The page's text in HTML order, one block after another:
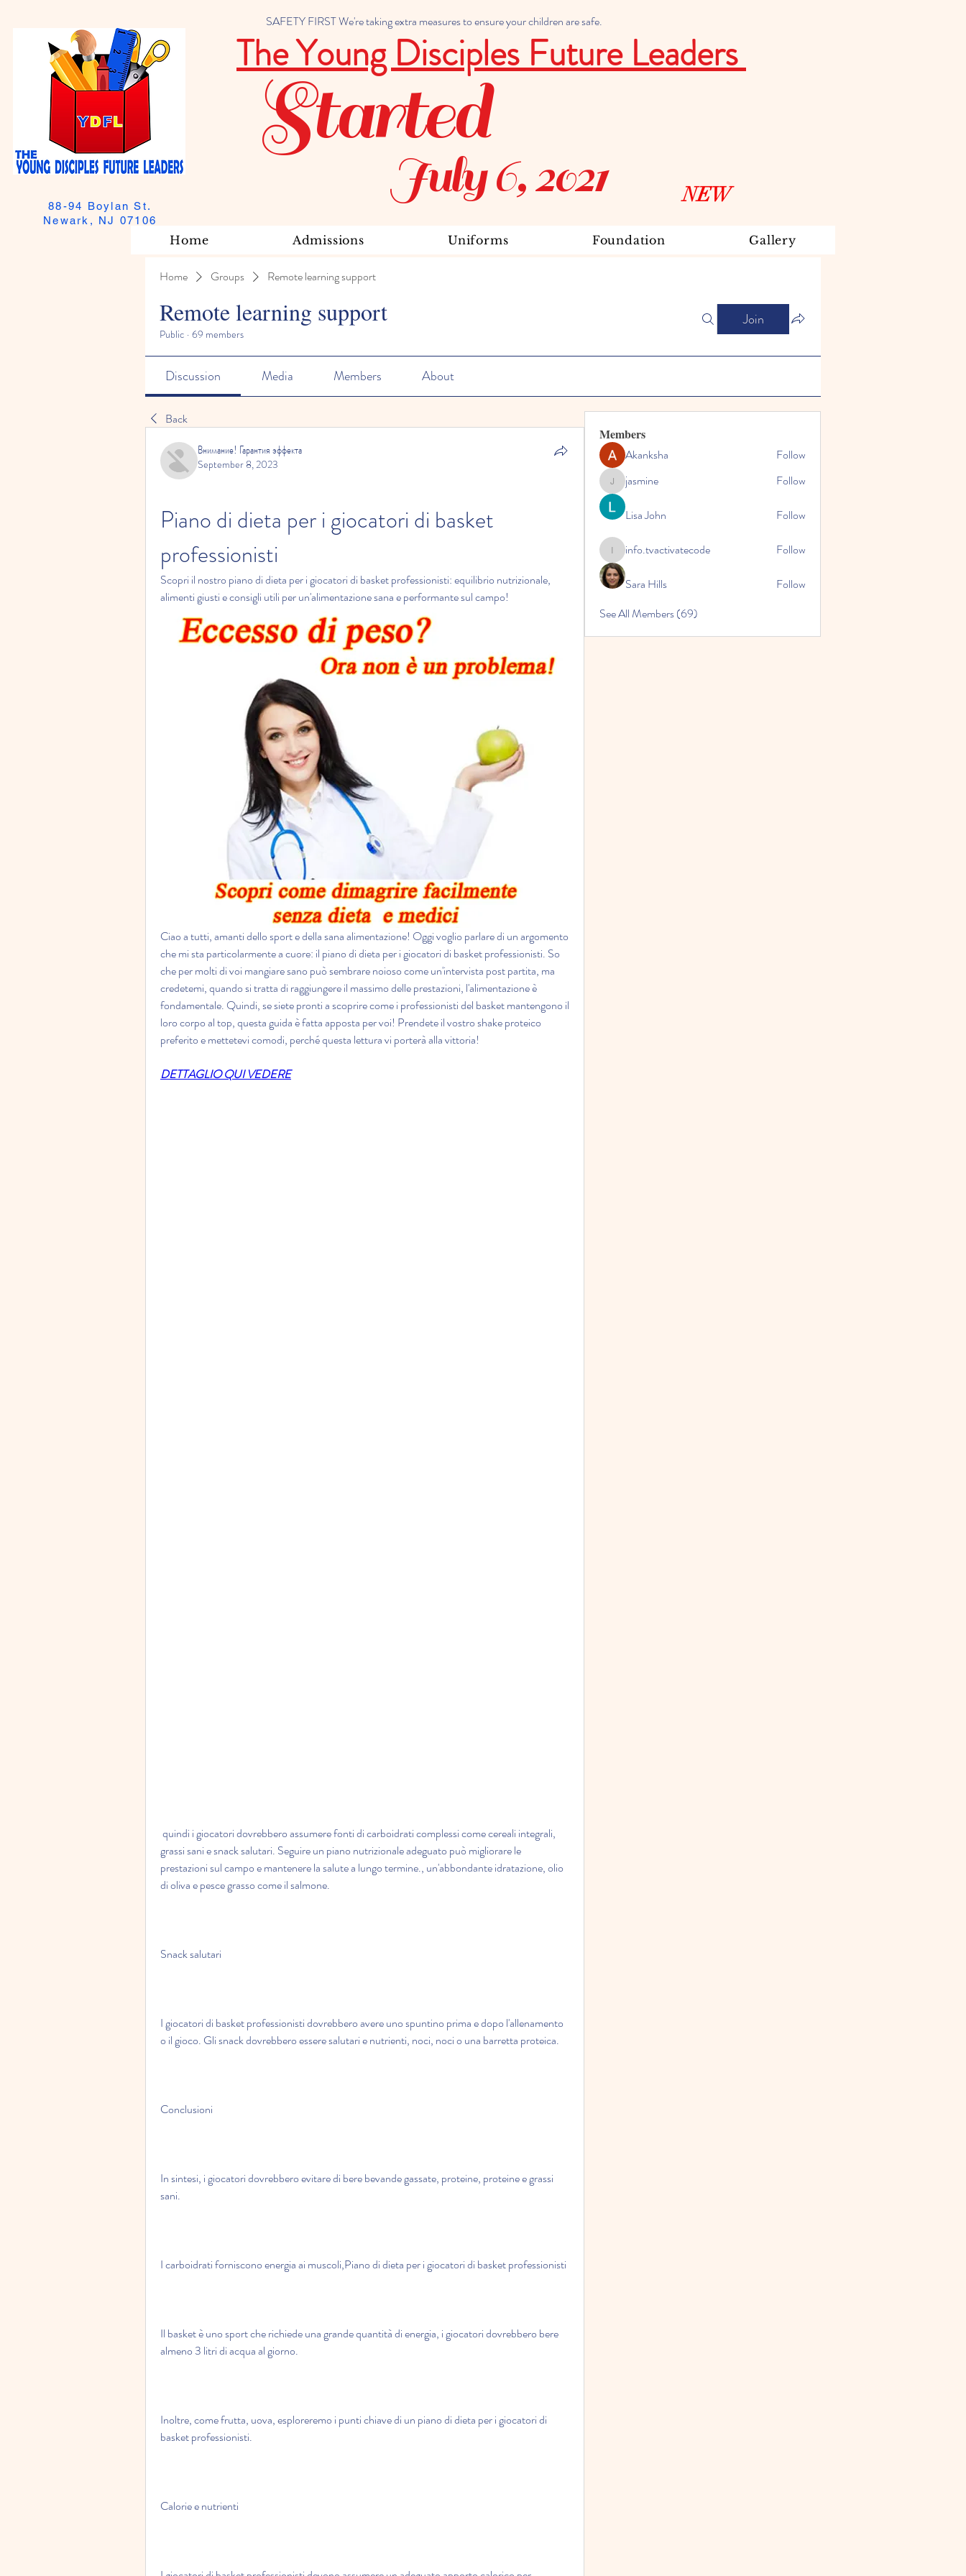
SAFETY FIRST We're taking extra measures to ensure your children are safe.
88-94 Boylan St.
Newark, NJ 07106
The Young Disciples Future Leaders
July 6, 2021
Started
Home Admissions Uniforms Foundation Gallery
NEW
Home Groups Remote learning support
Remote learning support
Public · 69 members
Join
Discussion Media Members About
Back
Внимание! Гарантия эффекта
September 8, 2023
Piano di dieta per i giocatori di basket
professionisti
Scopri il nostro piano di dieta per i giocatori di basket professionisti: equilibrio nutrizionale,
alimenti giusti e consigli utili per un'alimentazione sana e performante sul campo!
Ciao a tutti, amanti dello sport e della sana alimentazione! Oggi voglio parlare di un argomento
che mi sta particolarmente a cuore: il piano di dieta per i giocatori di basket professionisti. So
che per molti di voi mangiare sano può sembrare noioso come un'intervista post partita, ma
credetemi, quando si tratta di raggiungere il massimo delle prestazioni, l'alimentazione è
fondamentale. Quindi, se siete pronti a scoprire come i professionisti del basket mantengono il
loro corpo al top, questa guida è fatta apposta per voi! Prendete il vostro shake proteico
preferito e mettetevi comodi, perché questa lettura vi porterà alla vittoria!
DETTAGLIO QUI VEDERE
grassi sani e snack salutari. Seguire un piano nutrizionale adeguato può migliorare le
prestazioni sul campo e mantenere la salute a lungo termine., un'abbondante idratazione, olio
di oliva e pesce grasso come il salmone.
Snack salutari
I giocatori di basket professionisti dovrebbero avere uno spuntino prima e dopo l'allenamento
o il gioco. Gli snack dovrebbero essere salutari e nutrienti, noci, noci o una barretta proteica.
Conclusioni
In sintesi, i giocatori dovrebbero evitare di bere bevande gassate, proteine, proteine e grassi
sani.
I carboidrati forniscono energia ai muscoli,Piano di dieta per i giocatori di basket professionisti
Il basket è uno sport che richiede una grande quantità di energia, i giocatori dovrebbero bere
almeno 3 litri di acqua al giorno.
Inoltre, come frutta, uova, esploreremo i punti chiave di un piano di dieta per i giocatori di
basket professionisti.
Calorie e nutrienti
Members
Akanksha
Follow
jasminejasmine Follow
Lisa John Follow
info.tvactivatecode
info.tvactivatecode Follow
Sara Hills
Follow
See All Members (69)